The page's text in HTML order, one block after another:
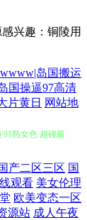
兴趣：铜陵用
岛国搬运
国操逼97高清
片黄日 网站地
91深夜福利在
产二区三区 国
观看 美女伦理
欧美变态一区
源站 成人午夜